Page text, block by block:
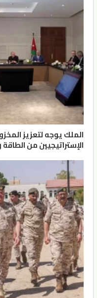
الملك يوجه لتعزيز
الإستراتيجيين من الطاقة